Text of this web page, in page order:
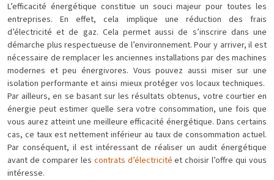
L’efficacité énergétique constitue un souci majeur pour toutes les
entreprises. En effet, cela implique une réduction des frais
d’électricité et de gaz. Cela permet aussi de s’inscrire dans une
démarche plus respectueuse de l’environnement. Pour y arriver, il est
nécessaire de remplacer les anciennes installations par des machines
modernes et peu énergivores. Vous pouvez aussi miser sur une
isolation performante et ainsi mieux protéger vos locaux techniques.
Par ailleurs, en se basant sur les résultats obtenus, votre courtier en
énergie peut estimer quelle sera votre consommation, une fois que
vous aurez atteint une meilleure efficacité énergétique. Dans certains
cas, ce taux est nettement inférieur au taux de consommation actuel.
Par conséquent, il est intéressant de réaliser un audit énergétique
avant de comparer les contrats d’électricité et choisir l’offre qui vous
intéresse.